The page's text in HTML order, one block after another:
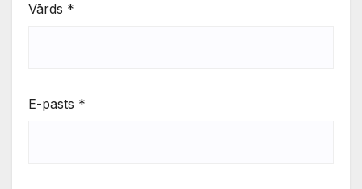
Vārds *
E-pasts *